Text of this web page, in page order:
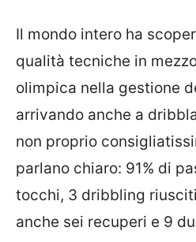
Il mondo intero ha
qualità tecniche in
olimpica nella gestione
arrivando anche a
non proprio
parlano chiaro: 91% di
tocchi, 3 dribbling
anche sei recuperi e 9